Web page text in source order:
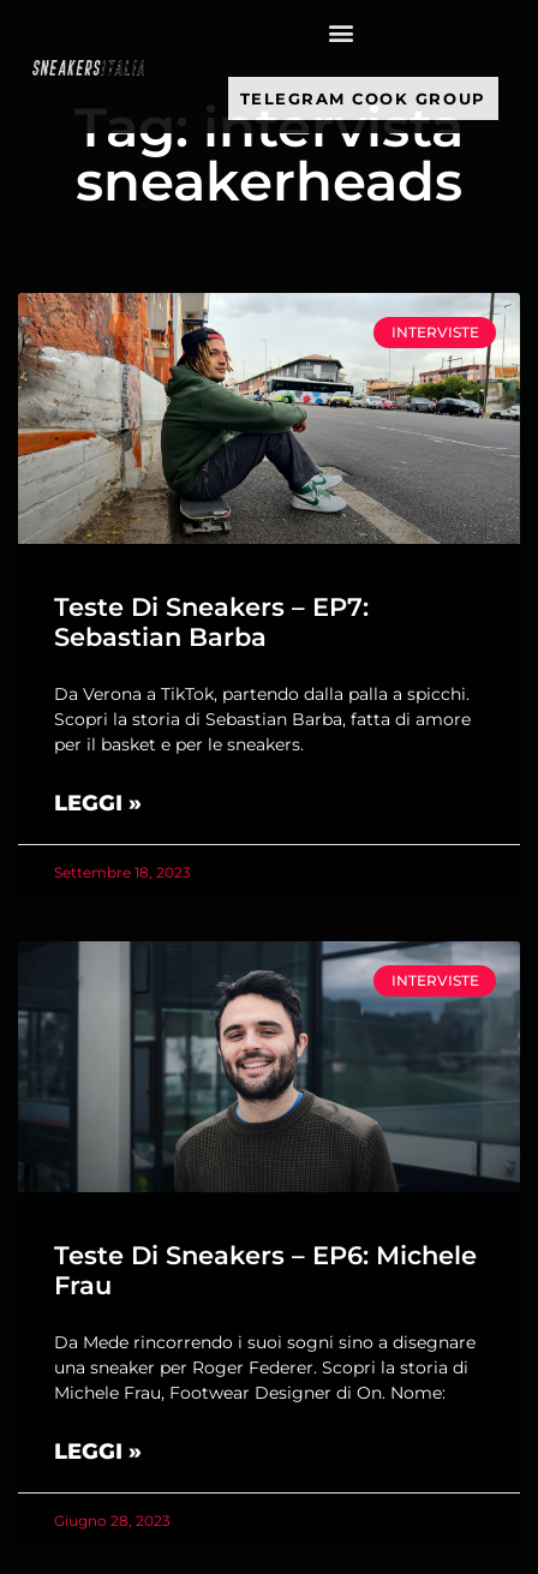
TELEGRAM COOK GROUP
Tag: intervista
sneakerheads
INTERVISTE
Teste Di Sneakers – EP7:
Sebastian Barba
Da Verona a TikTok, partendo dalla palla a spicchi.
Scopri la storia di Sebastian Barba, fatta di amore
per il basket e per le sneakers.
LEGGI »
Settembre 18, 2023
INTERVISTE
Teste Di Sneakers – EP6: Michele
Frau
Da Mede rincorrendo i suoi sogni sino a disegnare
una sneaker per Roger Federer. Scopri la storia di
Michele Frau, Footwear Designer di On. Nome:
LEGGI »
Giugno 28, 2023